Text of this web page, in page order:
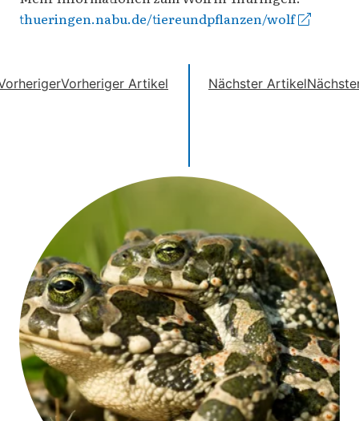
thueringen.nabu.de/tiereundpflanzen/wolf
Vorheriger Artikel Nächster Artikel